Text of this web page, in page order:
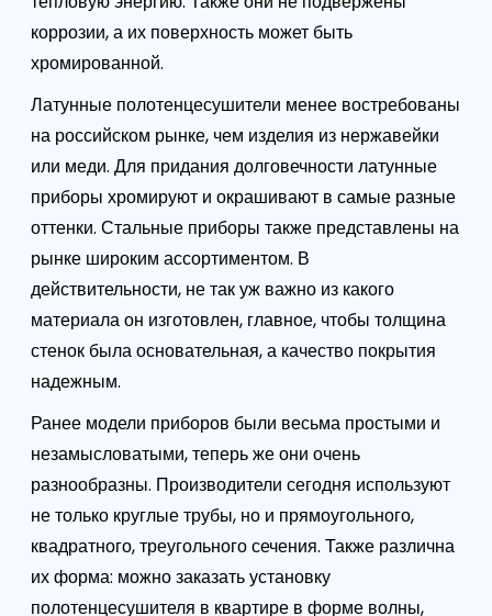
коррозии, а их поверхность может быть
хромированной.
Латунные полотенцесушители менее востребованы
на российском рынке, чем изделия из нержавейки
или меди. Для придания долговечности латунные
приборы хромируют и окрашивают в самые разные
оттенки. Стальные приборы также представлены на
рынке широким ассортиментом. В
действительности, не так уж важно из какого
материала он изготовлен, главное, чтобы толщина
стенок была основательная, а качество покрытия
надежным.
Ранее модели приборов были весьма простыми и
незамысловатыми, теперь же они очень
разнообразны. Производители сегодня используют
не только круглые трубы, но и прямоугольного,
квадратного, треугольного сечения. Также различна
их форма: можно заказать установку
полотенцесушителя в квартире в форме волны,